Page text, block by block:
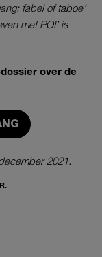
fabel of taboe’
met POI’ is
over de
2021.